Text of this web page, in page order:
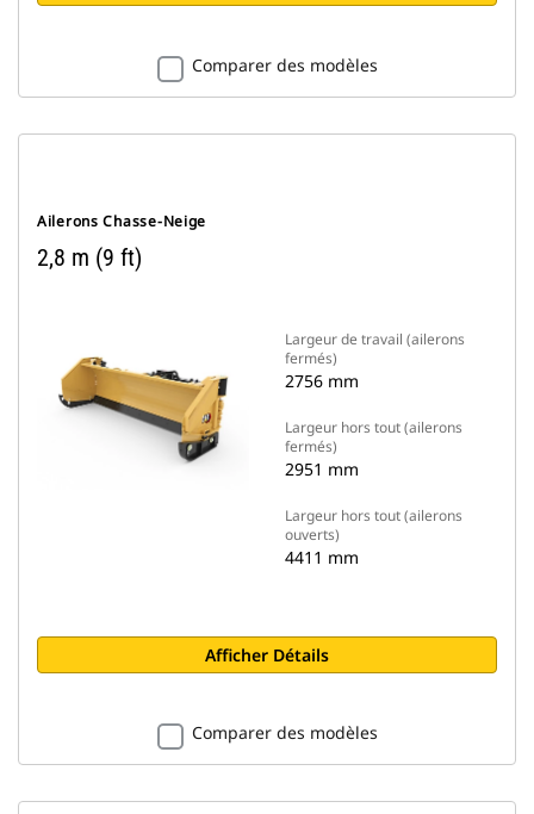
Comparer des modèles
Ailerons Chasse-Neige
2,8 m (9 ft)
Largeur de travail (ailerons
fermés)
2756 mm
Largeur hors tout (ailerons
fermés)
2951 mm
Largeur hors tout (ailerons
ouverts)
4411 mm
Afficher Détails
Comparer des modèles